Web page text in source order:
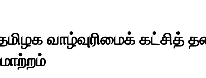
வாழ்வுரிமைக் கட்சித்
மாற்றம்